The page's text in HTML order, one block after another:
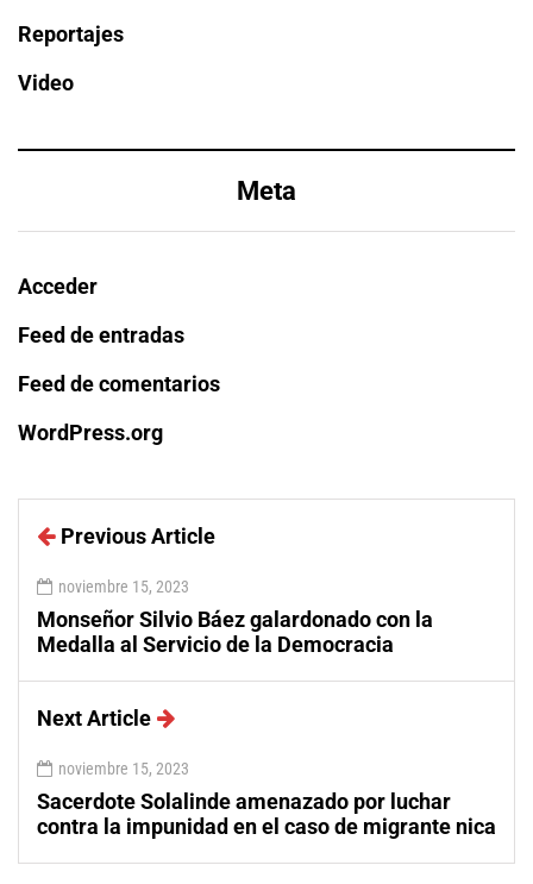
Reportajes
Video
Meta
Acceder
Feed de entradas
Feed de comentarios
WordPress.org
Previous Article
noviembre 15, 2023
Monseñor Silvio Báez galardonado con la
Medalla al Servicio de la Democracia
Next Article
noviembre 15, 2023
Sacerdote Solalinde amenazado por luchar
contra la impunidad en el caso de migrante nica